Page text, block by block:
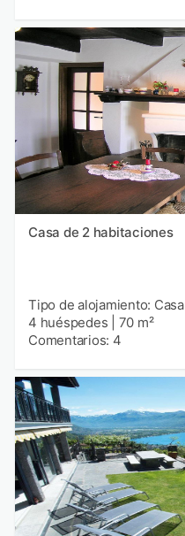
Casa de 2 habitaciones
Tipo de alojamiento: Casa
4 huéspedes
70 m²
Comentarios: 4